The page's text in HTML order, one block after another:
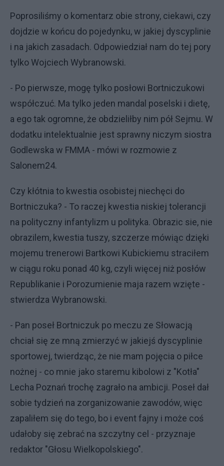
Poprosiliśmy o komentarz obie strony, ciekawi, czy
dojdzie w końcu do pojedynku, w jakiej dyscyplinie
i na jakich zasadach. Odpowiedział nam do tej pory
tylko Wojciech Wybranowski.
- Po pierwsze, mogę tylko posłowi Bortniczukowi
współczuć. Ma tylko jeden mandal poselski i dietę,
a ego tak ogromne, że obdzieliłby nim pół Sejmu. W
dodatku intelektualnie jest sprawny niczym siostra
Godlewska w FMMA - mówi w rozmowie z
Salonem24.
Czy kłótnia to kwestia osobistej niechęci do
Bortniczuka? - To raczej kwestia niskiej tolerancji
na polityczny infantylizm u polityka. Obrazic sie, nie
obrazilem, kwestia tuszy, szczerze mówiąc dzięki
mojemu trenerowi Bartkowi Kubickiemu straciłem
w ciągu roku ponad 40 kg, czyli więcej niż posłów
Republikanie i Porozumienie maja razem wzięte -
stwierdza Wybranowski.
- Pan poseł Bortniczuk po meczu ze Słowacją
chciał się ze mną zmierzyć w jakiejś dyscyplinie
sportowej, twierdząc, że nie mam pojęcia o piłce
nożnej - co mnie jako staremu kibolowi z "Kotła"
Lecha Poznań trochę zagrało na ambicji. Poseł dał
sobie tydzień na zorganizowanie zawodów, więc
zapaliłem się do tego, bo i event fajny i może coś
udałoby się zebrać na szczytny cel - przyznaje
redaktor "Głosu Wielkopolskiego".